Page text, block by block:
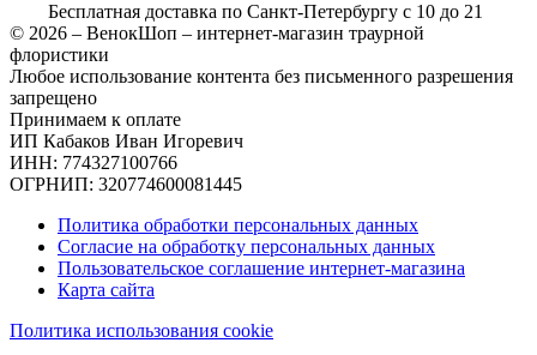
Бесплатная доставка по Санкт-Петербургу с 10 до 21
© 2026 – ВенокШоп – интернет-магазин траурной
флористики
Любое использование контента без письменного разрешения
запрещено
Принимаем к оплате
ИП Кабаков Иван Игоревич
ИНН: 774327100766
ОГРНИП: 320774600081445
Политика обработки персональных данных
Согласие на обработку персональных данных
Пользовательское соглашение интернет-магазина
Карта сайта
Политика использования cookie